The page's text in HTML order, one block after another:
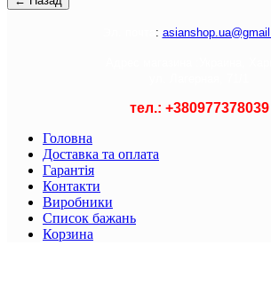
:
тел.: +380977378039
Головна
Доставка та оплата
Гарантія
Контакти
Виробники
Список бажань
Корзина